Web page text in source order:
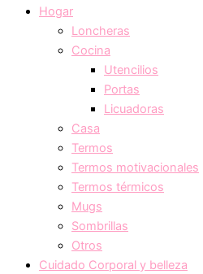
Hogar
Loncheras
Cocina
Utencilios
Portas
Licuadoras
Casa
Termos
Termos motivacionales
Termos térmicos
Mugs
Sombrillas
Otros
Cuidado Corporal y belleza